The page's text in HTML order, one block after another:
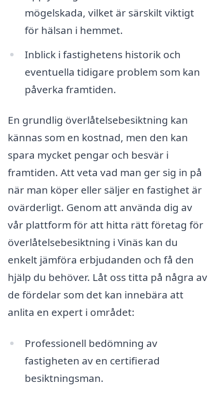
mögelskada, vilket är särskilt viktigt
för hälsan i hemmet.
Inblick i fastighetens historik och
eventuella tidigare problem som kan
påverka framtiden.
En grundlig överlåtelsebesiktning kan
kännas som en kostnad, men den kan
spara mycket pengar och besvär i
framtiden. Att veta vad man ger sig in på
när man köper eller säljer en fastighet är
ovärderligt. Genom att använda dig av
vår plattform för att hitta rätt företag för
överlåtelsebesiktning i Vinäs kan du
enkelt jämföra erbjudanden och få den
hjälp du behöver. Låt oss titta på några av
de fördelar som det kan innebära att
anlita en expert i området:
Professionell bedömning av
fastigheten av en certifierad
besiktningsman.